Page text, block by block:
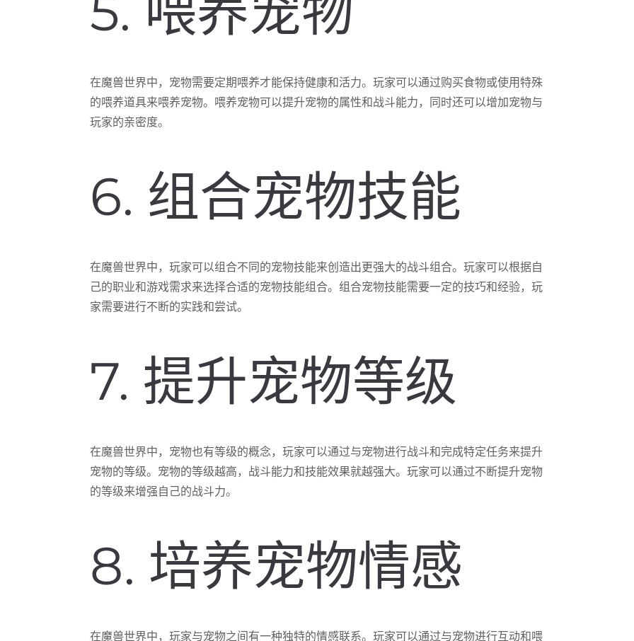
在魔兽世界中，宠物需要定期喂养才能保持健康和活力。玩家可以通过购买食物或使用特殊
的喂养道具来喂养宠物。喂养宠物可以提升宠物的属性和战斗能力，同时还可以增加宠物与
玩家的亲密度。
6. 组合宠物技能
在魔兽世界中，玩家可以组合不同的宠物技能来创造出更强大的战斗组合。玩家可以根据自
己的职业和游戏需求来选择合适的宠物技能组合。组合宠物技能需要一定的技巧和经验，玩
家需要进行不断的实践和尝试。
7. 提升宠物等级
在魔兽世界中，宠物也有等级的概念，玩家可以通过与宠物进行战斗和完成特定任务来提升
宠物的等级。宠物的等级越高，战斗能力和技能效果就越强大。玩家可以通过不断提升宠物
的等级来增强自己的战斗力。
8. 培养宠物情感
在魔兽世界中，玩家与宠物之间有一种独特的情感联系。玩家可以通过与宠物进行互动和喂